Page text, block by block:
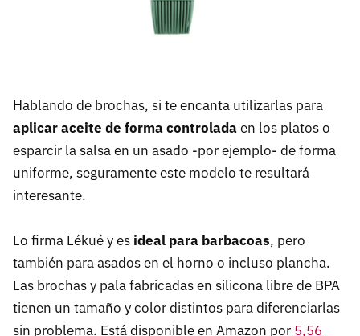
Hablando de brochas, si te encanta utilizarlas para
aplicar aceite de forma controladaen los platos o
esparcir la salsa en un asado -por ejemplo- de forma
uniforme, seguramente este modelo te resultará
interesante.
Lo firma Lékué y es ideal para barbacoas, pero
también para asados en el horno o incluso plancha.
Las brochas y pala fabricadas en silicona libre de BPA
tienen un tamaño y color distintos para diferenciarlas
sin problema. Está disponible en Amazon por 5,56